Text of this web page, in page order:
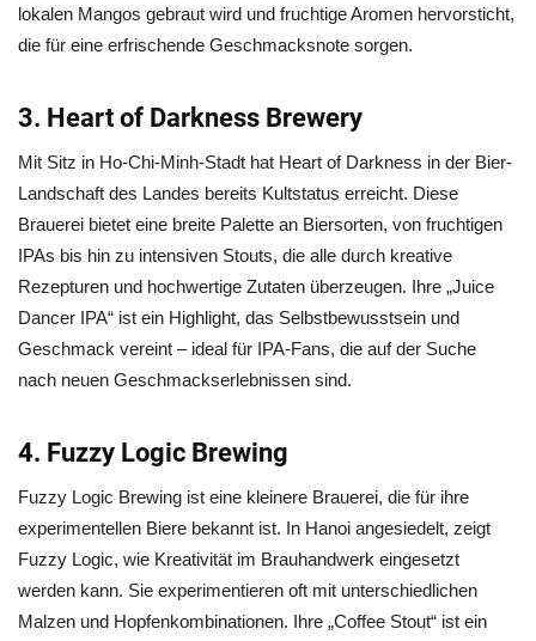
lokalen Mangos gebraut wird und fruchtige Aromen hervorsticht,
die für eine erfrischende Geschmacksnote sorgen.
3. Heart of Darkness Brewery
Mit Sitz in Ho-Chi-Minh-Stadt hat Heart of Darkness in der Bier-
Landschaft des Landes bereits Kultstatus erreicht. Diese
Brauerei bietet eine breite Palette an Biersorten, von fruchtigen
IPAs bis hin zu intensiven Stouts, die alle durch kreative
Rezepturen und hochwertige Zutaten überzeugen. Ihre „Juice
Dancer IPA“ ist ein Highlight, das Selbstbewusstsein und
Geschmack vereint – ideal für IPA-Fans, die auf der Suche
nach neuen Geschmackserlebnissen sind.
4. Fuzzy Logic Brewing
Fuzzy Logic Brewing ist eine kleinere Brauerei, die für ihre
experimentellen Biere bekannt ist. In Hanoi angesiedelt, zeigt
Fuzzy Logic, wie Kreativität im Brauhandwerk eingesetzt
werden kann. Sie experimentieren oft mit unterschiedlichen
Malzen und Hopfenkombinationen. Ihre „Coffee Stout“ ist ein